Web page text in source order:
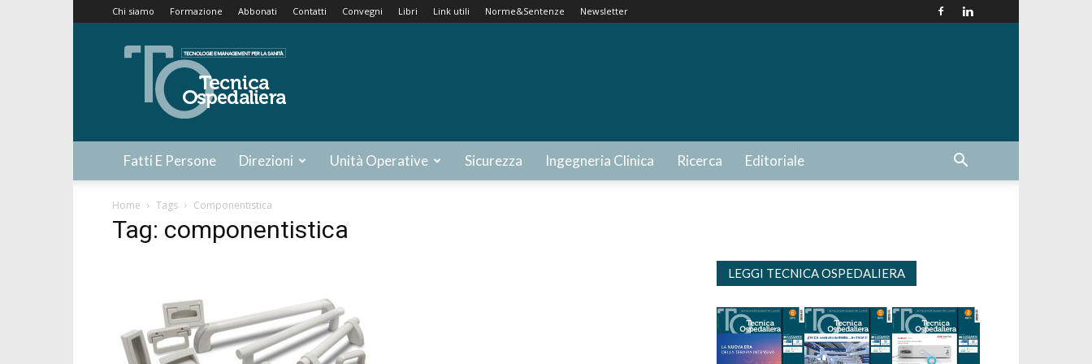
Chi siamo Formazione Abbonati Contatti Convegni Libri Link utili Norme&Sentenze Newsletter
Tecnica
Ospedaliera
Fatti E Persone Direzioni Unità Operative Sicurezza Ingegneria Clinica Ricerca Editoriale
Home Tags Componentistica
Tag: componentistica
LEGGI TECNICA OSPEDALIERA